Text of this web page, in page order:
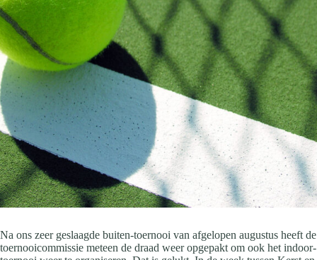
Na ons zeer geslaagde buiten-toernooi van afgelopen augustus heeft de
toernooicommissie meteen de draad weer opgepakt om ook het indoor-